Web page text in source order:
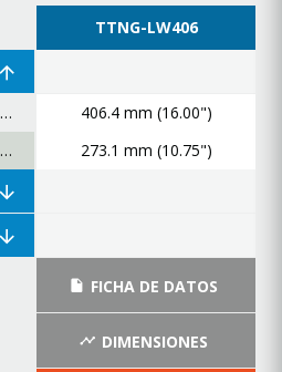
Diámetro de mecanizado máximo
Diámetro de mecanizado mínimo
TTNG-LW406
406.4 mm (16.00")
273.1 mm (10.75")
FICHA DE DATOS
DIMENSIONES